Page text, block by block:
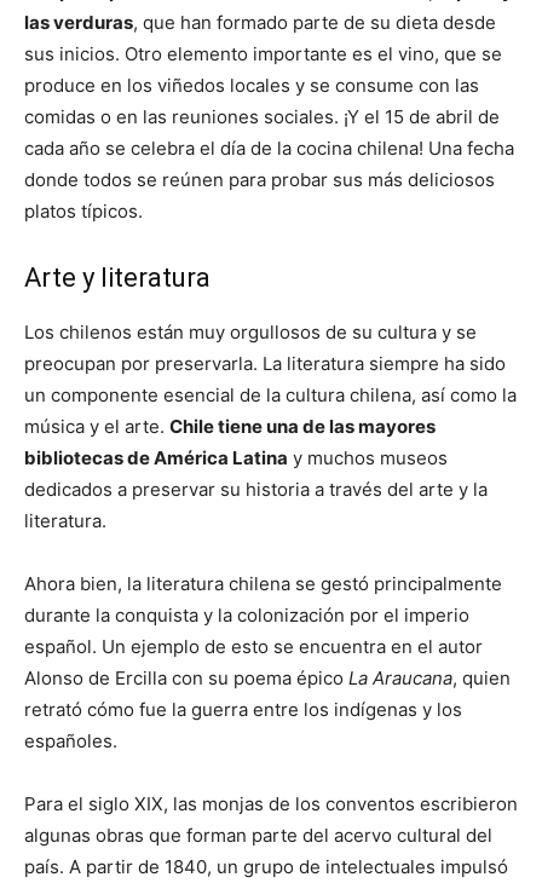
las verduras, que han formado parte de su dieta desde
sus inicios. Otro elemento importante es el vino, que se
produce en los viñedos locales y se consume con las
comidas o en las reuniones sociales. ¡Y el 15 de abril de
cada año se celebra el día de la cocina chilena! Una fecha
donde todos se reúnen para probar sus más deliciosos
platos típicos.
Arte y literatura
Los chilenos están muy orgullosos de su cultura y se
preocupan por preservarla. La literatura siempre ha sido
un componente esencial de la cultura chilena, así como la
música y el arte. Chile tiene una de las mayores
bibliotecas de América Latina y muchos museos
dedicados a preservar su historia a través del arte y la
literatura.
Ahora bien, la literatura chilena se gestó principalmente
durante la conquista y la colonización por el imperio
español. Un ejemplo de esto se encuentra en el autor
Alonso de Ercilla con su poema épico La Araucana, quien
retrató cómo fue la guerra entre los indígenas y los
españoles.
Para el siglo XIX, las monjas de los conventos escribieron
algunas obras que forman parte del acervo cultural del
país. A partir de 1840, un grupo de intelectuales impulsó